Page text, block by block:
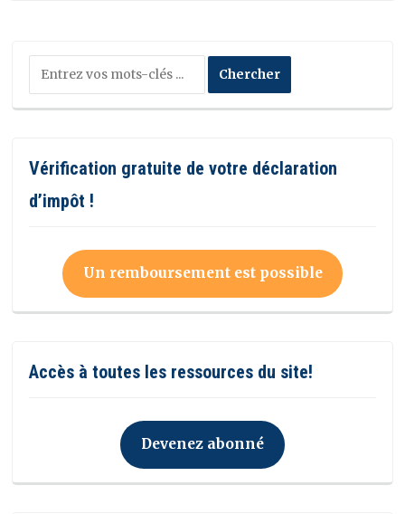
Vérification gratuite de votre déclaration
d’impôt !
Un remboursement est possible
Accès à toutes les ressources du site!
Devenez abonné